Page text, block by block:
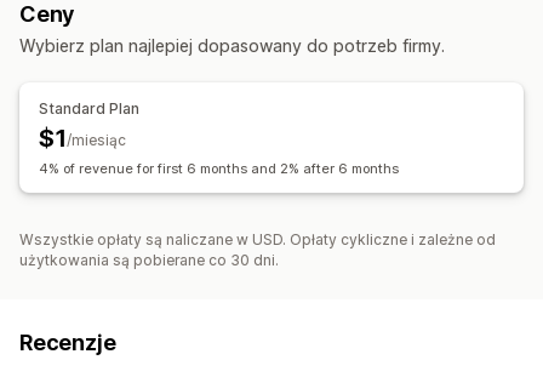
Ceny
Wybierz plan najlepiej dopasowany do potrzeb firmy.
Standard Plan
$1/miesiąc
4% of revenue for first 6 months and 2% after 6 months
Wszystkie opłaty są naliczane w USD. Opłaty cykliczne i zależne od
użytkowania są pobierane co 30 dni.
Recenzje